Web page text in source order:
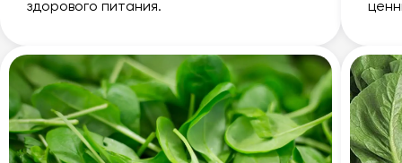
здорового питания.